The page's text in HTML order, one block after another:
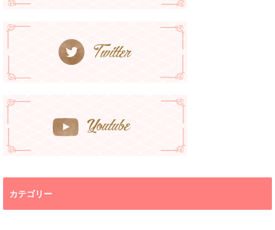
カテゴリー